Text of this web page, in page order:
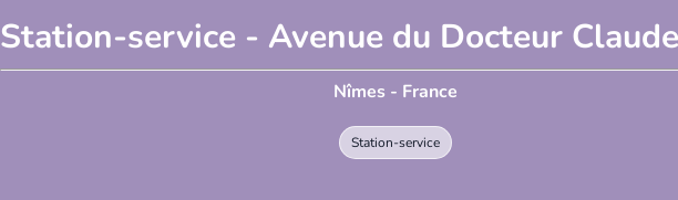
Station-service - Avenue du Docteur
Nîmes - France
Station-service